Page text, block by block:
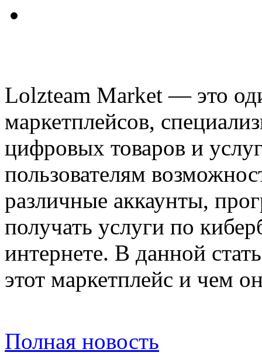
Lolzteam Market — это
маркетплейсов,
цифровых товаров и
пользователям
различные аккаунты,
получать услуги по
интернете. В данной
этот маркетплейс и чем
Полная новость